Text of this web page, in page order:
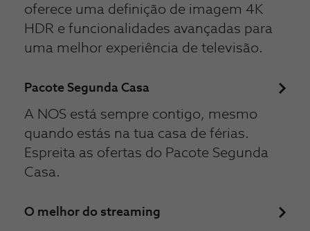
oferece uma definição de imagem 4K
HDR e funcionalidades avançadas para
uma melhor experiência de televisão.
Pacote Segunda Casa
A NOS está sempre contigo, mesmo
quando estás na tua casa de férias.
Espreita as ofertas do Pacote Segunda
Casa.
O melhor do streaming